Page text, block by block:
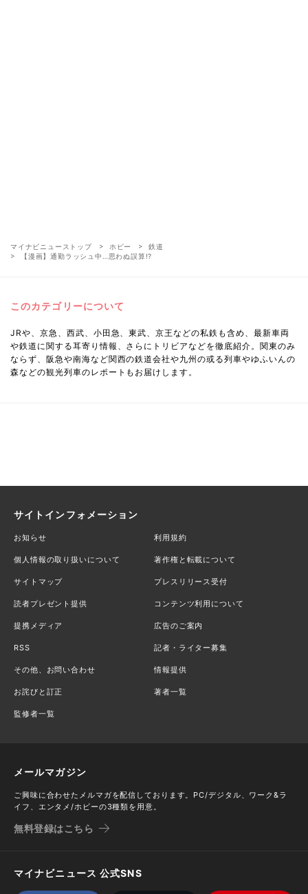
マイナビニューストップ ホビー
鉄道
【漫画】通勤ラッシュ中…思わぬ誤算!?
このカテゴリーについて
JRや、京急、西武、小田急、東武、京王などの私鉄も含め、最新車両
や鉄道に関する耳寄り情報、さらにトリビアなどを徹底紹介。関東のみ
ならず、阪急や南海など関西の鉄道会社や九州の或る列車やゆふいんの
森などの観光列車のレポートもお届けします。
サイトインフォメーション
お知らせ 利用規約
個人情報の取り扱いについて 著作権と転載について
サイトマップ プレスリリース受付
読者プレゼント提供 コンテンツ利用について
提携メディア 広告のご案内
RSS 記者・ライター募集
その他、お問い合わせ 情報提供
お詫びと訂正 著者一覧
監修者一覧
メールマガジン
ご興味に合わせたメルマガを配信しております。PC/デジタル、ワーク&ラ
イフ、エンタメ/ホビーの3種類を用意。
無料登録はこちら
マイナビニュース 公式SNS